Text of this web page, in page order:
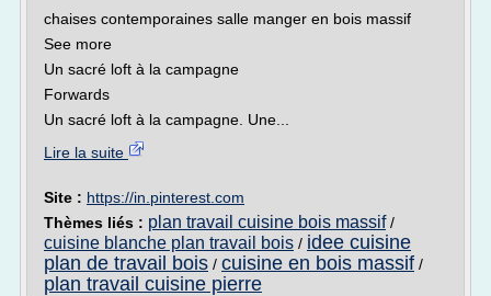
chaises contemporaines salle manger en bois massif
See more
Un sacré loft à la campagne
Forwards
Un sacré loft à la campagne. Une...
Lire la suite
Site : https://in.pinterest.com
Thèmes liés : plan travail cuisine bois massif/
cuisine blanche plan travail bois / idee cuisine
plan de travail bois / cuisine en bois massif /
plan travail cuisine pierre